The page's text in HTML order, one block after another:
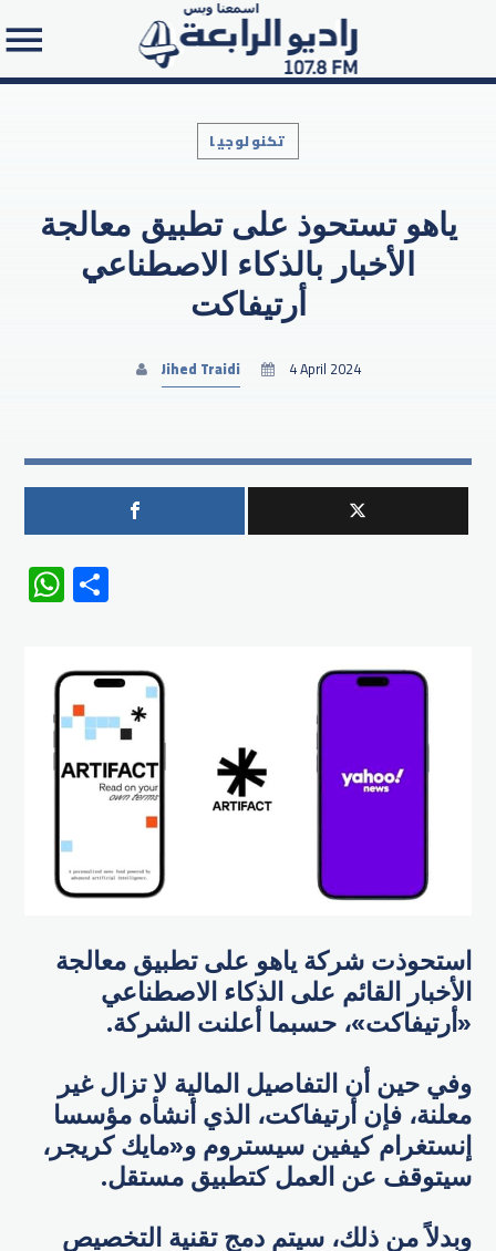
Search in the website:
تكنولوجيا
ياهو تستحوذ على تطبيق معالجة
الأخبار بالذكاء الاصطناعي
أرتيفاكت
Jihed Traidi 4 April 2024
WhatsApp
استحوذت شركة ياهو على تطبيق معالجة
الأخبار القائم على الذكاء الاصطناعي
«أرتيفاكت»، حسبما أعلنت الشركة.
وفي حين أن التفاصيل المالية لا تزال غير
معلنة، فإن أرتيفاكت، الذي أنشأه مؤسسا
إنستغرام كيفين سيستروم و«مايك كريجر،
سيتوقف عن العمل كتطبيق مستقل.
وبدلاً من ذلك، سيتم دمج تقنية التخصيص